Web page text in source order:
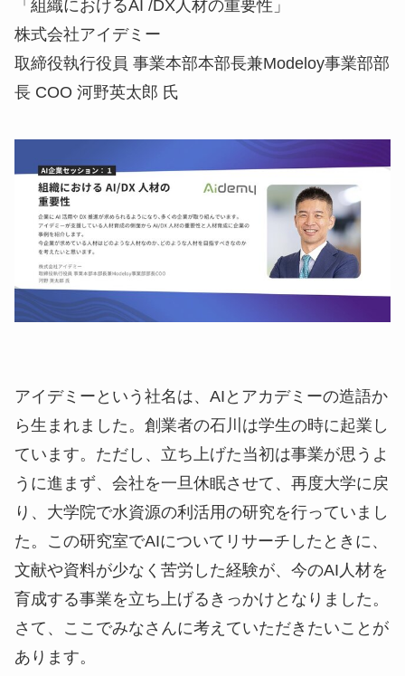
「組織におけるAI /DX人材の重要性」
株式会社アイデミー
取締役執行役員 事業本部本部長兼Modeloy事業部部
長 COO 河野英太郎 氏
アイデミーという社名は、AIとアカデミーの造語か
ら生まれました。創業者の石川は学生の時に起業し
ています。ただし、立ち上げた当初は事業が思うよ
うに進まず、会社を一旦休眠させて、再度大学に戻
り、大学院で水資源の利活用の研究を行っていまし
た。この研究室でAIについてリサーチしたときに、
文献や資料が少なく苦労した経験が、今のAI人材を
育成する事業を立ち上げるきっかけとなりました。
さて、ここでみなさんに考えていただきたいことが
あります。